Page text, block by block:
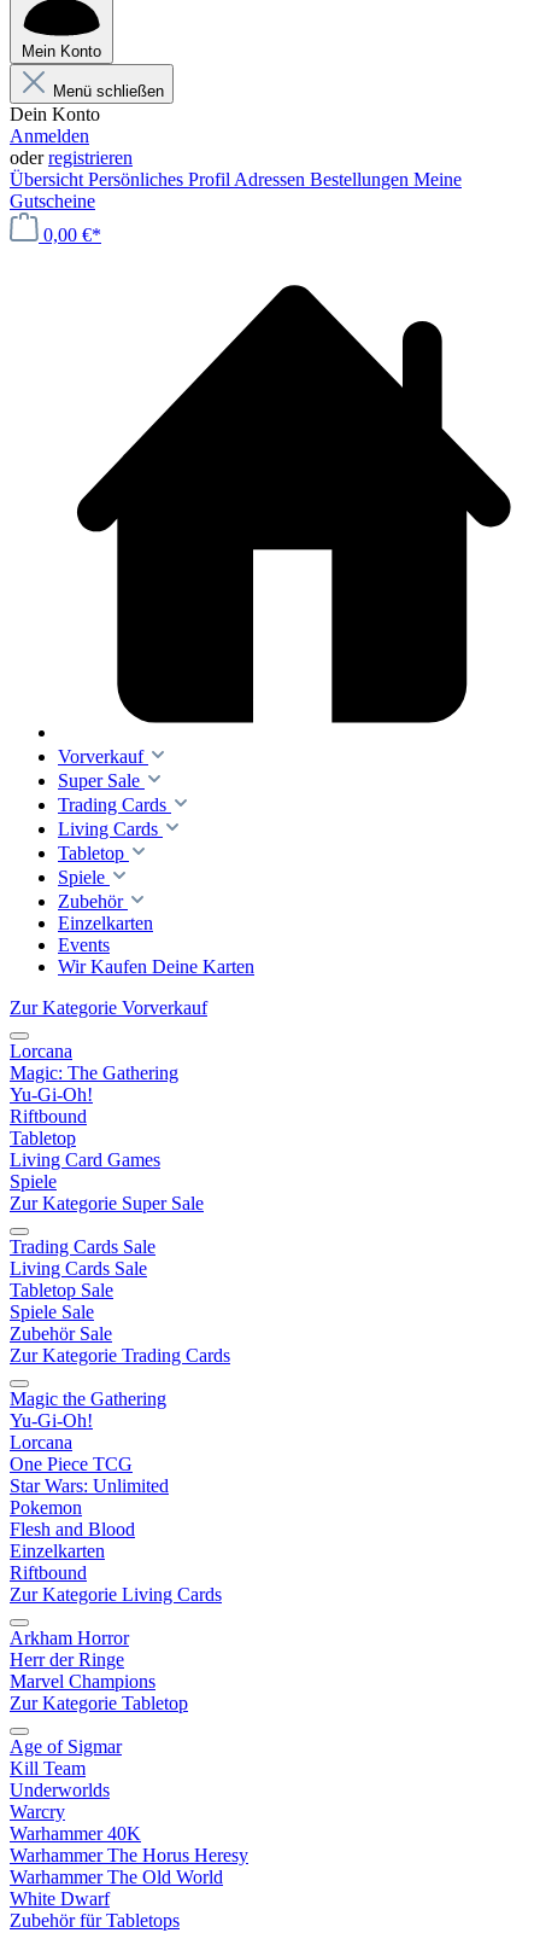
Mein Konto
Menü schließen
Dein Konto
Anmelden
oderregistrieren
Übersicht Persönliches Profil Adressen Bestellungen Meine
Gutscheine
0,00 €*
Vorverkauf
Super Sale
Trading Cards
Living Cards
Tabletop
Spiele
Zubehör
Einzelkarten
Events
Wir Kaufen Deine Karten
Zur Kategorie Vorverkauf
Lorcana
Magic: The Gathering
Yu-Gi-Oh!
Riftbound
Tabletop
Living Card Games
Spiele
Zur Kategorie Super Sale
Trading Cards Sale
Living Cards Sale
Tabletop Sale
Spiele Sale
Zubehör Sale
Zur Kategorie Trading Cards
Magic the Gathering
Yu-Gi-Oh!
Lorcana
One Piece TCG
Star Wars: Unlimited
Pokemon
Flesh and Blood
Einzelkarten
Riftbound
Zur Kategorie Living Cards
Arkham Horror
Herr der Ringe
Marvel Champions
Zur Kategorie Tabletop
Age of Sigmar
Kill Team
Underworlds
Warcry
Warhammer 40K
Warhammer The Horus Heresy
Warhammer The Old World
White Dwarf
Zubehör für Tabletops